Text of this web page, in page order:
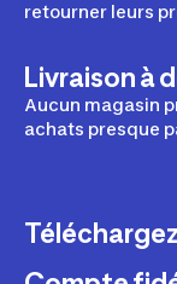
retourner leurs
Livraison à
Aucun magasin
achats presque